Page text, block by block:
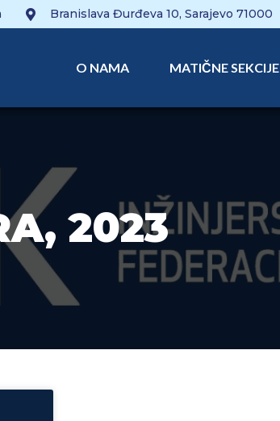
Branislava Đurđeva 10, Sarajevo 71000
O NAMA MATIČNE SEKCIJE
2023